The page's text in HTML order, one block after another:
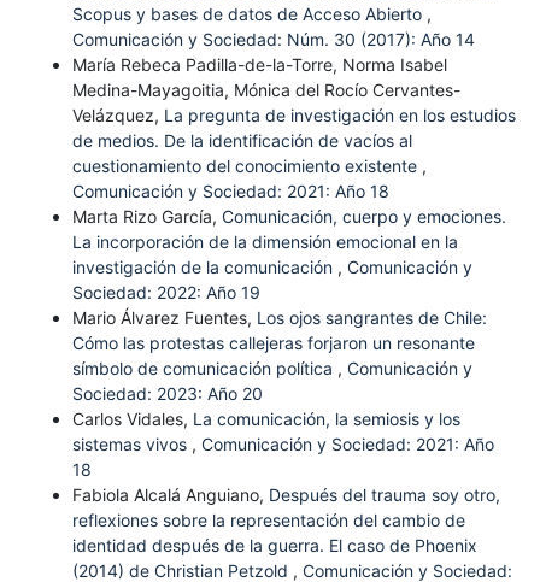
Scopus y bases de datos de Acceso Abierto ,
Comunicación y Sociedad: Núm. 30 (2017): Año 14
María Rebeca Padilla-de-la-Torre, Norma Isabel
Medina-Mayagoitia, Mónica del Rocío Cervantes-
Velázquez, La pregunta de investigación en los estudios
de medios. De la identificación de vacíos al
cuestionamiento del conocimiento existente ,
Comunicación y Sociedad: 2021: Año 18
Marta Rizo García, Comunicación, cuerpo y emociones.
La incorporación de la dimensión emocional en la
investigación de la comunicación , Comunicación y
Sociedad: 2022: Año 19
Mario Álvarez Fuentes, Los ojos sangrantes de Chile:
Cómo las protestas callejeras forjaron un resonante
símbolo de comunicación política , Comunicación y
Sociedad: 2023: Año 20
Carlos Vidales, La comunicación, la semiosis y los
sistemas vivos , Comunicación y Sociedad: 2021: Año
18
Fabiola Alcalá Anguiano, Después del trauma soy otro,
reflexiones sobre la representación del cambio de
identidad después de la guerra. El caso de Phoenix
(2014) de Christian Petzold , Comunicación y Sociedad: